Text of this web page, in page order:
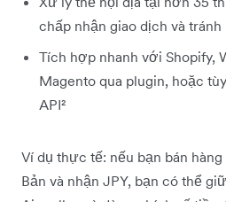
chấp nhận giao dịch và tránh
Tích hợp nhanh với Shopify,
Magento qua plugin, hoặc
API²
Ví dụ thực tế: nếu bạn bán
Bản và nhận JPY, bạn có thể